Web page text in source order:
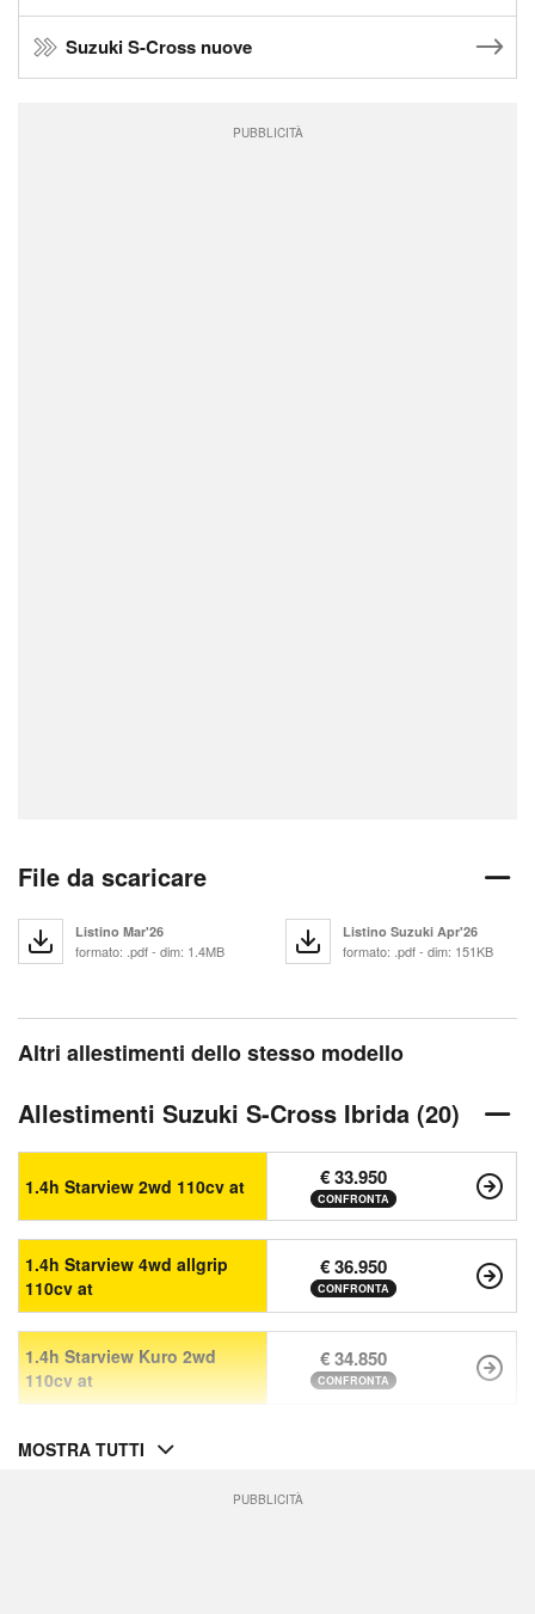
Suzuki S-Cross nuove
PUBBLICITÀ
File da scaricare
Listino Mar'26
formato: .pdf - dim: 1.4MB
Listino Suzuki Apr'26
formato: .pdf - dim: 151KB
Altri allestimenti dello stesso modello
Allestimenti Suzuki S-Cross Ibrida (20)
1.4h Starview 2wd 110cv at € 33.950
CONFRONTA
1.4h Starview 4wd allgrip
110cv at
€ 36.950
CONFRONTA
1.4h Starview Kuro 2wd
110cv at
€ 34.850
CONFRONTA
MOSTRA TUTTI
PUBBLICITÀ